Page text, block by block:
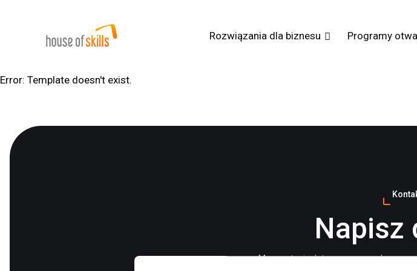
Rozwiązania dla biznesu Programy
Error: Template doesn't exist.
Napisz
Masz pytania dotyczące naszych